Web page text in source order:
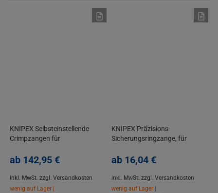
KNIPEX Selbsteinstellende
Crimpzangen für
Front/Seiteneinführung
ab 142,95 €
inkl. MwSt. zzgl. Versandkosten
wenig auf Lager |
KNIPEX Präzisions-
Sicherungsringzange, für
Atramentiert
ab 16,04 €
inkl. MwSt. zzgl. Versandkosten
wenig auf Lager |